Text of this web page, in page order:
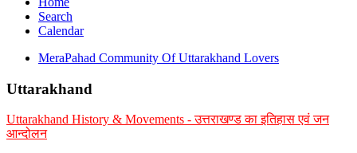
Search
Calendar
MeraPahad Community Of Uttarakhand Lovers
Uttarakhand
Uttarakhand History & Movements - उत्तराखण्ड का इतिहास एवं जन
आन्दोलन